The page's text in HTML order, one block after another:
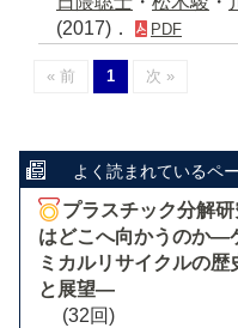
(2017)．
PDF
« 前 1 次 »
よく読まれているペ
プラスチック分解研
はどこへ向かうのか―
ミカルリサイクルの歴
と展望―
(32回)